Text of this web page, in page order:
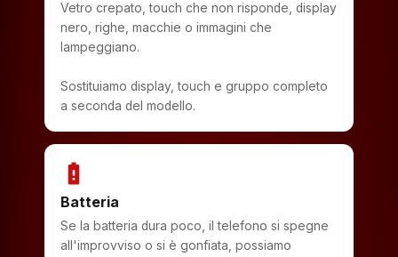
Vetro crepato, touch che non risponde, display
nero, righe, macchie o immagini che
lampeggiano.
Sostituiamo display, touch e gruppo completo
a seconda del modello.
battery_alert
Batteria
Se la batteria dura poco, il telefono si spegne
all'improvviso o si è gonfiata, possiamo